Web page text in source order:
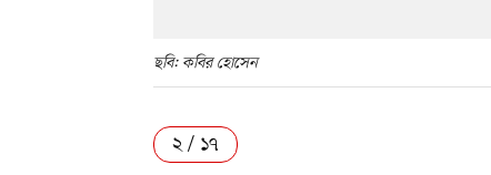
ছবি: কবির হোসেন
২ / ১৭